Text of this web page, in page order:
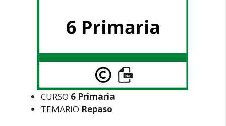
CURSO 6 Primaria
TEMARIO Repaso